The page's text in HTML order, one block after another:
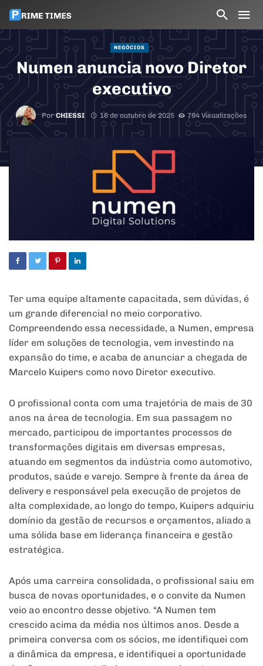
NEGÓCIOS
Numen anuncia novo Diretor
executivo
PorCHIESSI 16 de outubro de 2025 794 Visualizações
Ter uma equipe altamente capacitada, sem dúvidas, é
um grande diferencial no meio corporativo.
Compreendendo essa necessidade, a Numen, empresa
líder em soluções de tecnologia, vem investindo na
expansão do time, e acaba de anunciar a chegada de
Marcelo Kuipers como novo Diretor executivo.
O profissional conta com uma trajetória de mais de 30
anos na área de tecnologia. Em sua passagem no
mercado, participou de importantes processos de
transformações digitais em diversas empresas,
atuando em segmentos da indústria como automotivo,
produtos, saúde e varejo. Sempre à frente da área de
delivery e responsável pela execução de projetos de
alta complexidade, ao longo do tempo, Kuipers adquiriu
domínio da gestão de recursos e orçamentos, aliado a
uma sólida base em liderança financeira e gestão
estratégica.
Após uma carreira consolidada, o profissional saiu em
busca de novas oportunidades, e o convite da Numen
veio ao encontro desse objetivo. “A Numen tem
crescido acima da média nos últimos anos. Desde a
primeira conversa com os sócios, me identifiquei com
a dinâmica da empresa, e identifiquei a oportunidade